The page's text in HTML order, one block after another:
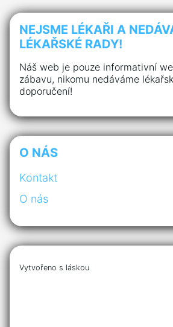
NEJSME LÉKAŘI A
LÉKAŘSKÉ RADY!
Náš web je pouze informativní
zábavu, nikomu nedáváme
doporučení!
O NÁS
Kontakt
O nás
Vytvořeno s láskou